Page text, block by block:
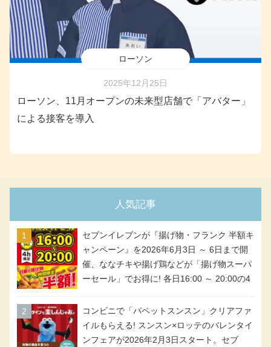
ローソン
2025年12月25日
ローソン、11月オープンの未来型店舗で「アバター」
による接客を導入
人気記事
セブンイレブンが『揚げ物・フランク 半額キ
ャンペーン』を2026年6月3日 ～ 6日まで開
催、ななチキや揚げ鶏などが「揚げ物スーパ
ーセール」でお得に! 各日16:00 ～ 20:00の4
アメリカンドッグが税抜き69円!
コンビニで「パペットスンスン」クリアファ
イルもらえる! スンスン×ロッテのバレンタイ
ンフェアが2026年2月3日スタート。セブ